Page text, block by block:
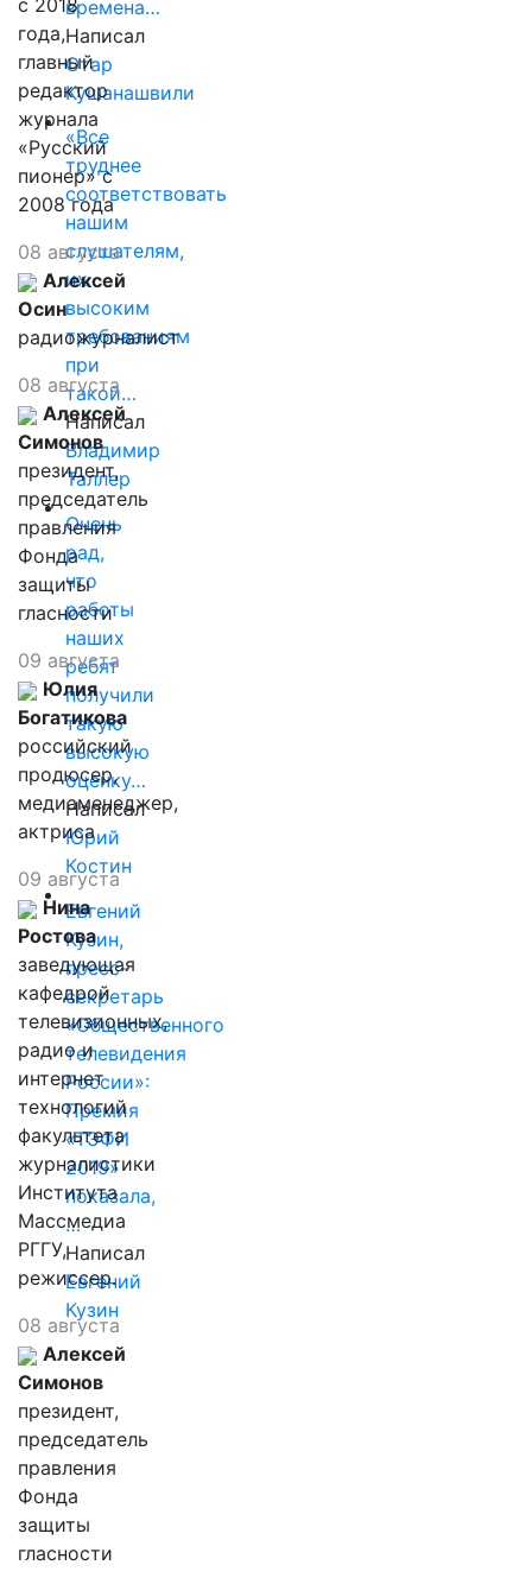
времена…
Написал
Отар
Кушанашвили
«Все
труднее
соответствовать
нашим
слушателям,
их
высоким
требованиям
при
такой…
Написал
Владимир
Таллер
Очень
рад,
что
работы
наших
ребят
получили
такую
высокую
оценку…
Написал
Юрий
Костин
Евгений
Кузин,
пресс-
секретарь
«Общественного
телевидения
России»:
Премия
«ТЭФИ
2019»
показала,
…
Написал
Евгений
Кузин
с 2018
года,
главный
редактор
журнала
«Русский
пионер» с
2008 года
08 августа
Алексей
Осин
радиожурналист
08 августа
Алексей
Симонов
президент,
председатель
правления
Фонда
защиты
гласности
09 августа
Юлия
Богатикова
российский
продюсер,
медиаменеджер,
актриса
09 августа
Нина
Ростова
заведующая
кафедрой
телевизионных,
радио и
интернет
технологий
факультета
журналистики
Института
Массмедиа
РГГУ,
режиссер.
08 августа
Алексей
Симонов
президент,
председатель
правления
Фонда
защиты
гласности